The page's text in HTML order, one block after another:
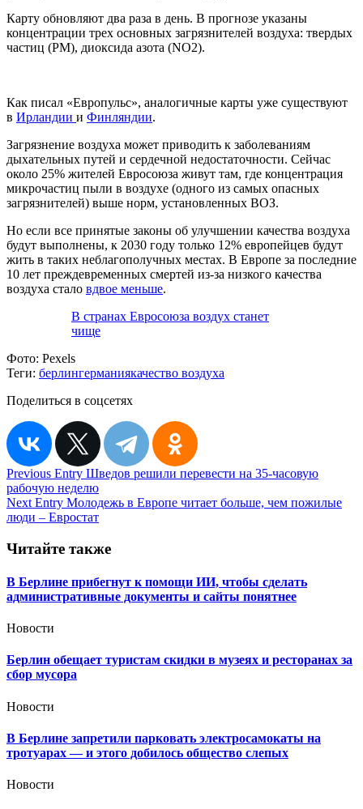
Карту обновляют два раза в день. В прогнозе указаны
концентрации трех основных загрязнителей воздуха: твердых
частиц (PM), диоксида азота (NO2).
Как писал «Европульс», аналогичные карты уже существуют
в Ирландии и Финляндии.
Загрязнение воздуха может приводить к заболеваниям
дыхательных путей и сердечной недостаточности. Сейчас
около 25% жителей Евросоюза живут там, где концентрация
микрочастиц пыли в воздухе (одного из самых опасных
загрязнителей) выше норм, установленных ВОЗ.
Но если все принятые законы об улучшении качества воздуха
будут выполнены, к 2030 году только 12% европейцев будут
жить в таких неблагополучных местах. В Европе за последние
10 лет преждевременных смертей из-за низкого качества
воздуха стало вдвое меньше.
В странах Евросоюза воздух станет
чище
Фото: Pexels
Теги: берлингерманиякачество воздуха
Поделиться в соцсетях
Навигация
по
записям
Previous Entry Шведов решили перевести на 35-часовую
рабочую неделю
Next Entry Молодежь в Европе читает больше, чем пожилые
люди – Евростат
Читайте также
В Берлине прибегнут к помощи ИИ, чтобы сделать
административные документы и сайты понятнее
Новости
Берлин обещает туристам скидки в музеях и ресторанах за
сбор мусора
Новости
В Берлине запретили парковать электросамокаты на
тротуарах — и этого добилось общество слепых
Новости